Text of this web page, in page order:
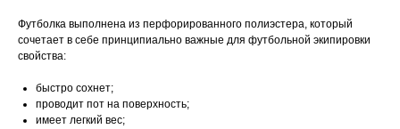
Футболка выполнена из перфорированного полиэстера, который
сочетает в себе принципиально важные для футбольной экипировки
свойства:
быстро сохнет;
проводит пот на поверхность;
имеет легкий вес;